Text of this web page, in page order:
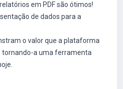
em PDF são ótimos!
de dados para a
o valor que a plataforma
tornando-a uma ferramenta